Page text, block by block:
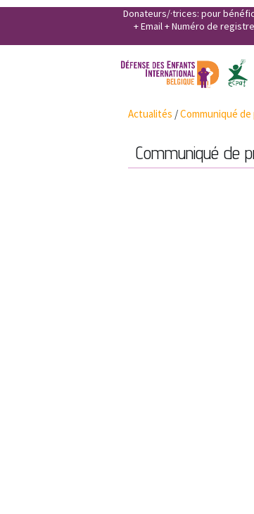
Donateurs/·trices: pour
+ Email + Numéro de
Actualités /Communiqué de
Communiqué de